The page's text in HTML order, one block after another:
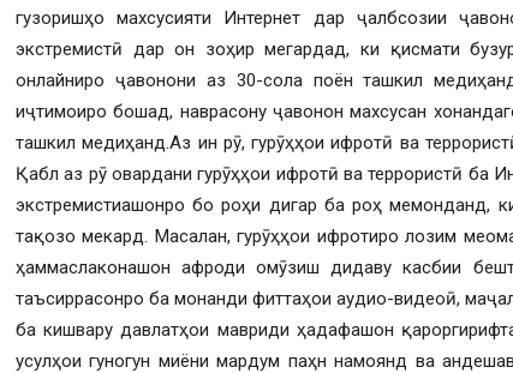
гузоришҳо махсусияти Интернет дар ҷалбсозии
экстремистӣ дар он зоҳир мегардад, ки қисмати
онлайниро ҷавонони аз 30-сола поён ташкил
иҷтимоиро бошад, наврасону ҷавонон махсусан
ташкил медиҳанд.Аз ин рӯ, гурӯҳҳои ифротӣ ва
Қабл аз рӯ овардани гурӯҳҳои ифротӣ ва террористӣ ба
экстремистиашонро бо роҳи дигар ба роҳ мемонданд,
тақозо мекард. Масалан, гурӯҳҳои ифротиро лозим
ҳаммаслаконашон афроди омӯзиш дидаву касбии
таъсиррасонро ба монанди фиттаҳои аудио-видеоӣ,
ба кишвару давлатҳои мавриди ҳадафашон
усулҳои гуногун миёни мардум паҳн намоянд ва